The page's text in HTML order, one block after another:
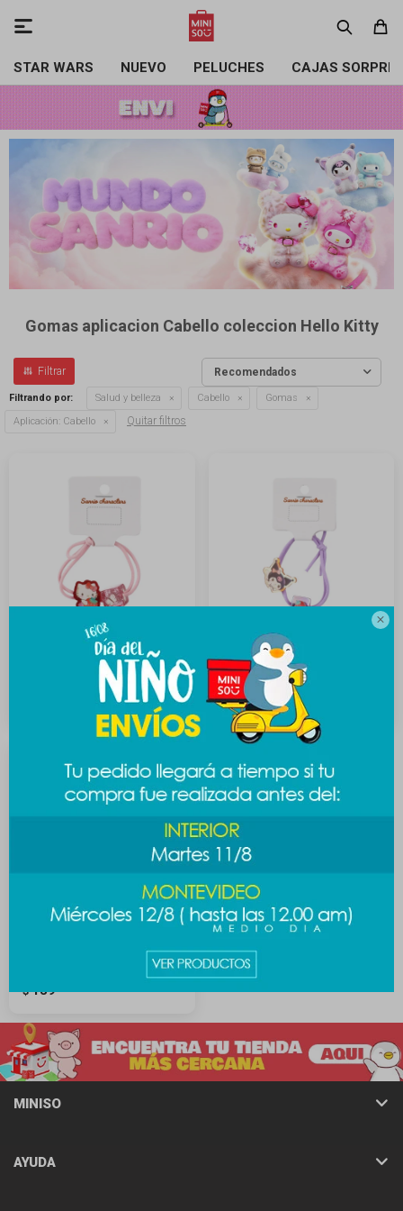

STAR WARS NUEVO PELUCHES CAJAS

Gomas aplicacion Cabello coleccion Hello Kitty
Recomendados
Filtrando por: Salud y belleza Cabello
Gomas
Aplicación: Cabello Quitar filtros
Goma de cabello Sanrio -
Goma de cabello Sanrio -
Kuromi
$ 219
Goma de cabello Sanrio -
$ 139
MINISO
AYUDA